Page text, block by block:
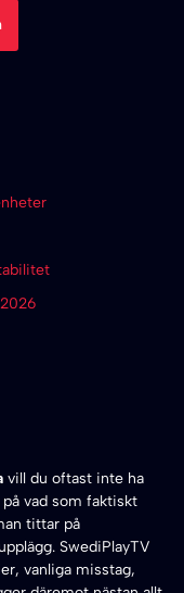
vill du oftast inte ha
vad som faktiskt
tittar på
SwediPlayTV
vanliga misstag,